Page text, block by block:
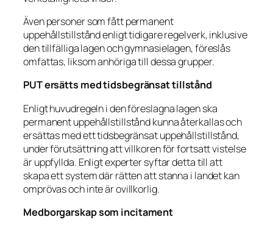
Även personer som fått permanent
uppehållstillstånd enligt tidigare regelverk, inklusive
den tillfälliga lagen och gymnasielagen, föreslås
omfattas, liksom anhöriga till dessa grupper.
PUT ersätts med tidsbegränsat tillstånd
Enligt huvudregeln i den föreslagna lagen ska
permanent uppehållstillstånd kunna återkallas och
ersättas med ett tidsbegränsat uppehållstillstånd,
under förutsättning att villkoren för fortsatt vistelse
är uppfyllda. Enligt experter syftar detta till att
skapa ett system där rätten att stanna i landet kan
omprövas och inte är ovillkorlig.
Medborgarskap som incitament